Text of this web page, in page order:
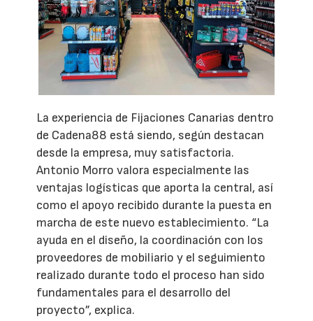
La experiencia de Fijaciones Canarias dentro
de Cadena88 está siendo, según destacan
desde la empresa, muy satisfactoria.
Antonio Morro valora especialmente las
ventajas logísticas que aporta la central, así
como el apoyo recibido durante la puesta en
marcha de este nuevo establecimiento. “La
ayuda en el diseño, la coordinación con los
proveedores de mobiliario y el seguimiento
realizado durante todo el proceso han sido
fundamentales para el desarrollo del
proyecto”, explica.